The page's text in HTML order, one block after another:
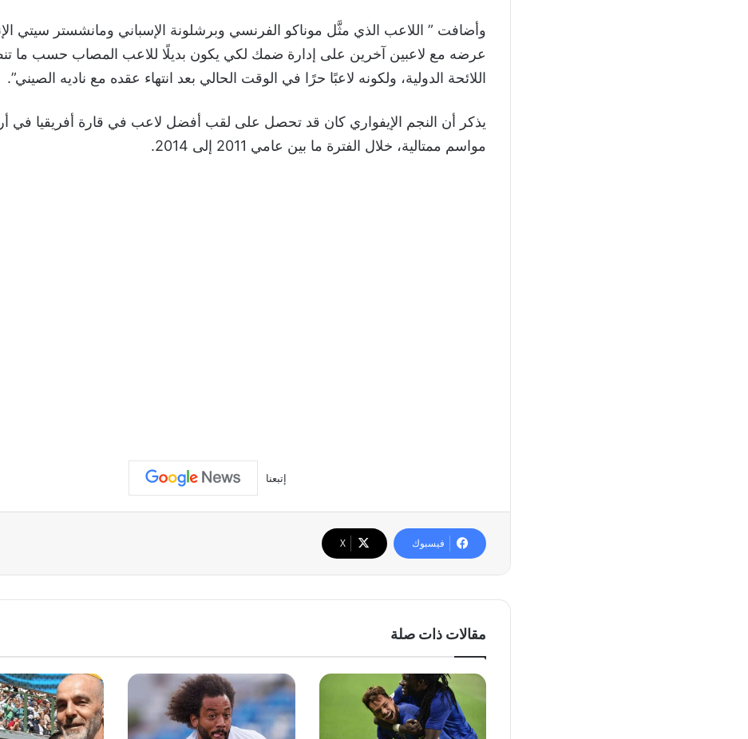
وأضافت ” اللاعب الذي مثَّل موناكو الفرنسي وبرشلونة الإسباني ومانشستر سيتي
عرضه مع لاعبين آخرين على إدارة ضمك لكي يكون بديلًا للاعب المصاب حسب ما
اللائحة الدولية، ولكونه لاعبًا حرًا في الوقت الحالي بعد انتهاء عقده مع ناديه الصيني”.
يذكر أن النجم الإيفواري كان قد تحصل على لقب أفضل لاعب في قارة أفريقيا في
مواسم ممتالية، خلال الفترة ما بين عامي 2011 إلى 2014.
إتبعنا
فيسبوك ‫X
مقالات ذات صلة